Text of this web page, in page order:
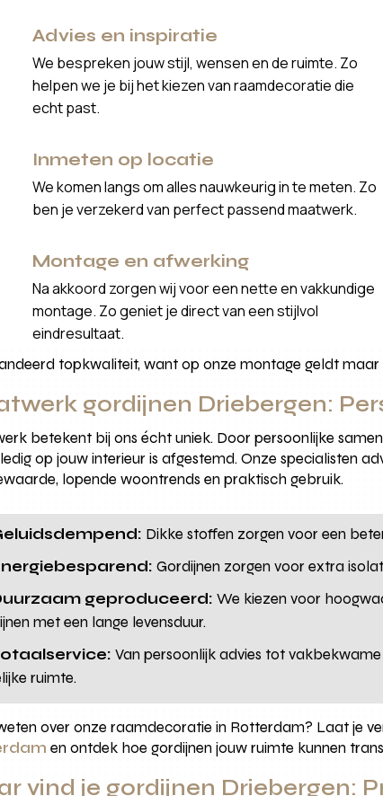
Advies en inspiratie
We bespreken jouw stijl, wensen en de ruimte. Zo
helpen we je bij het kiezen van raamdecoratie die
echt past.
Inmeten op locatie
We komen langs om alles nauwkeurig in te meten. Zo
ben je verzekerd van perfect passend maatwerk.
Montage en afwerking
Na akkoord zorgen wij voor een nette en vakkundige
montage. Zo geniet je direct van een stijlvol
eindresultaat.
topkwaliteit, want op onze montage geldt maar
gordijnen Driebergen:
betekent bij ons écht uniek. Door persoonlijke
op jouw interieur is afgestemd. Onze specialisten
lopende woontrends en praktisch gebruik.
Dikke stoffen zorgen voor een
Gordijnen zorgen voor extra
geproduceerd: We kiezen voor
met een lange levensduur.
Van persoonlijk advies tot
ruimte.
over onze raamdecoratie in Rotterdam? Laat je
en ontdek hoe gordijnen jouw ruimte kunnen
vind je gordijnen Driebergen: